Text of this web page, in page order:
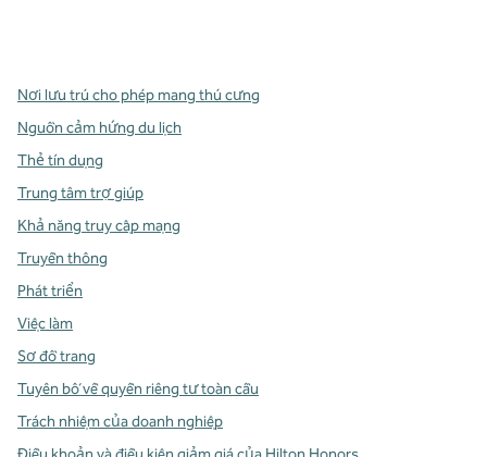
Nơi lưu trú cho phép mang thú cưng
Nguồn cảm hứng du lịch
Thẻ tín dụng
Trung tâm trợ giúp
Khả năng truy cập mạng
Truyền thông
Phát triển
Việc làm
Sơ đồ trang
Tuyên bố về quyền riêng tư toàn cầu
Trách nhiệm của doanh nghiệp